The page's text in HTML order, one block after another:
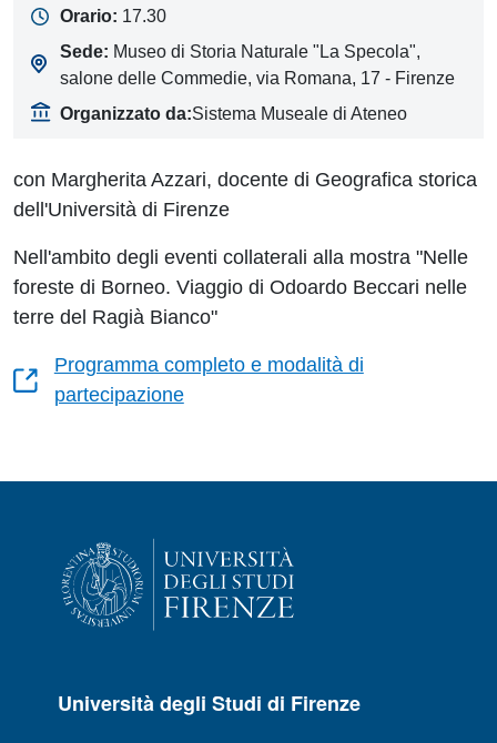
Orario: 17.30
Sede: Museo di Storia Naturale "La Specola",
salone delle Commedie, via Romana, 17 - Firenze
Organizzato da:Sistema Museale di Ateneo
con Margherita Azzari, docente di Geografica storica
dell'Università di Firenze
Nell'ambito degli eventi collaterali alla mostra "Nelle
foreste di Borneo. Viaggio di Odoardo Beccari nelle
terre del Ragià Bianco"
Programma completo e modalità di
partecipazione
Università degli Studi di Firenze